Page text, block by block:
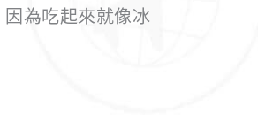
為吃起來就像冰